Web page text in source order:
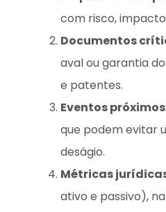
com risco,
Documentos
aval ou garantia
e patentes.
Eventos próximos
que podem evitar
deságio.
Métricas
ativo e passivo),